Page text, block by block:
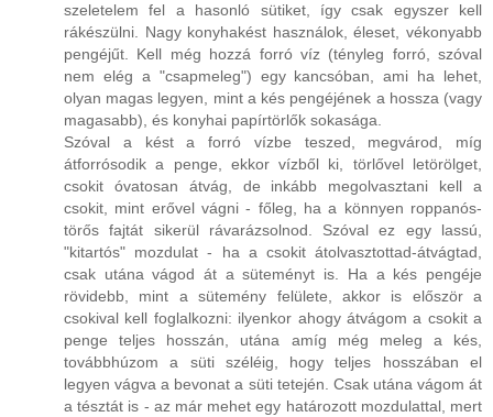
szeletelem fel a hasonló sütiket, így csak egyszer kell
rákészülni. Nagy konyhakést használok, éleset, vékonyabb
pengéjűt. Kell még hozzá forró víz (tényleg forró, szóval
nem elég a "csapmeleg") egy kancsóban, ami ha lehet,
olyan magas legyen, mint a kés pengéjének a hossza (vagy
magasabb), és konyhai papírtörlők sokasága.
Szóval a kést a forró vízbe teszed, megvárod, míg
átforrósodik a penge, ekkor vízből ki, törlővel letörölget,
csokit óvatosan átvág, de inkább megolvasztani kell a
csokit, mint erővel vágni - főleg, ha a könnyen roppanós-
törős fajtát sikerül rávarázsolnod. Szóval ez egy lassú,
"kitartós" mozdulat - ha a csokit átolvasztottad-átvágtad,
csak utána vágod át a süteményt is. Ha a kés pengéje
rövidebb, mint a sütemény felülete, akkor is először a
csokival kell foglalkozni: ilyenkor ahogy átvágom a csokit a
penge teljes hosszán, utána amíg még meleg a kés,
továbbhúzom a süti széléig, hogy teljes hosszában el
legyen vágva a bevonat a süti tetején. Csak utána vágom át
a tésztát is - az már mehet egy határozott mozdulattal, mert